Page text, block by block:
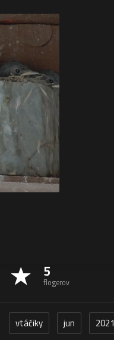
5
flogerov
vtáčiky jun 2021